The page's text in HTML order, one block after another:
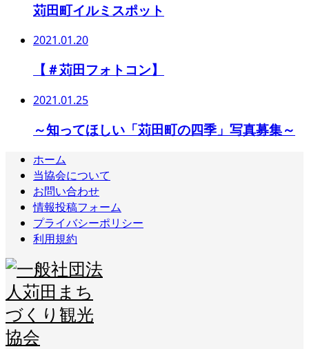
苅田町イルミスポット
2021.01.20
【＃苅田フォトコン】
2021.01.25
～知ってほしい「苅田町の四季」写真募集～
ホーム
当協会について
お問い合わせ
情報投稿フォーム
プライバシーポリシー
利用規約